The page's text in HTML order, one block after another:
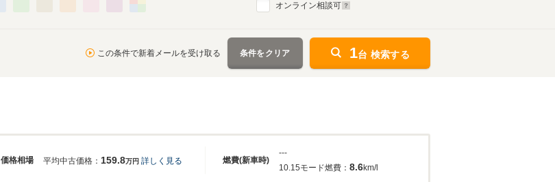
オンライン相談可
この条件で新着メールを受け取る 条件をクリア 1台 検索する
価格相場 燃費(新車時)
平均中古価格： 159.8万円 詳しく見る
---
10.15モード燃費： 8.6km/l